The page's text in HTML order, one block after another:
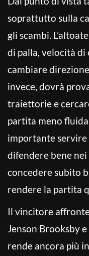
soprattutto sulla
gli scambi.
di palla, velocità di
cambiare
invece, dovrà
traiettorie e
partita meno
importante
difendere bene
concedere subito
rendere la partita
Il vincitore
Jenson Brooksby
rende ancora più